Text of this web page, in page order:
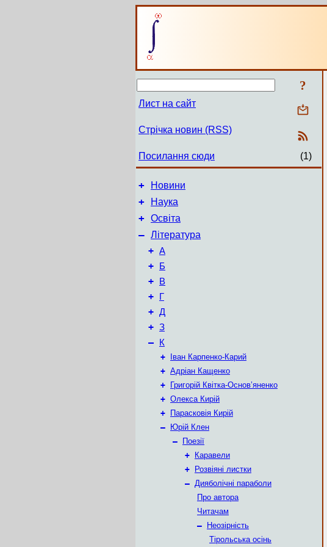
?
Лист на сайт
Стрічка новин (RSS)
Посилання сюди (1)
+ Новини
+ Наука
+ Освіта
– Література
+ А
+ Б
+ В
+ Г
+ Д
+ З
– К
+
Іван Карпенко-Карий
+ Адріан Кащенко
+
Григорій Квітка-Основ’яненко
+ Олекса Кирій
+
Парасковія Кирій
–
Юрій Клен
–
Поезії
+
Каравели
+
Розвіяні листки
– Дияболічні параболи
Про автора
Читачам
–
Неозірність
Тірольська осінь